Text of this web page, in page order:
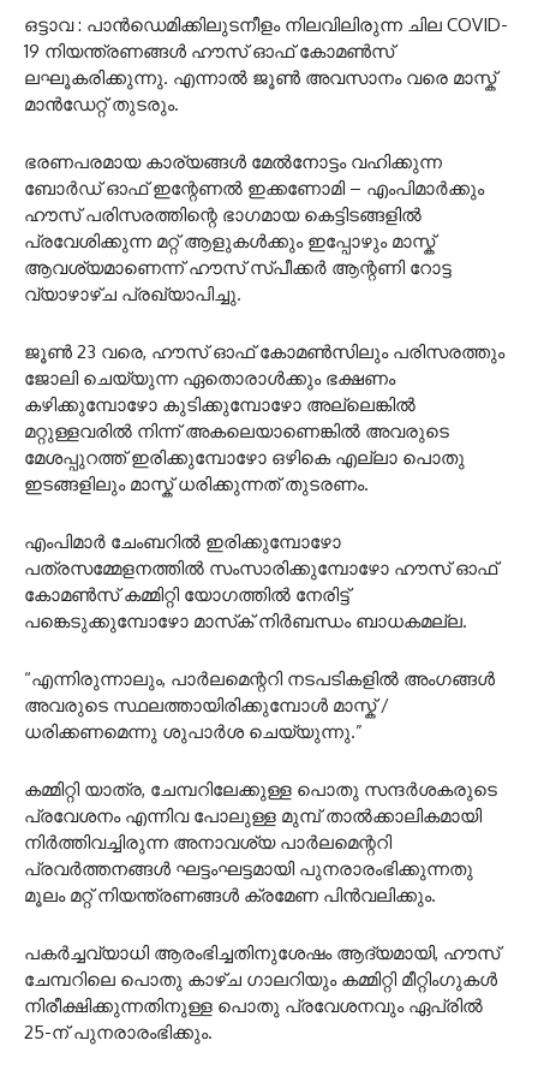
ഒട്ടാവ : പാൻഡെമിക്കിലുടനീളം നിലവിലിരുന്ന ചില COVID-
19 നിയന്ത്രണങ്ങൾ ഹൗസ് ഓഫ് കോമൺസ്
ലഘൂകരിക്കുന്നു. എന്നാൽ ജൂൺ അവസാനം വരെ മാസ്ക്
മാൻഡേറ്റ് തുടരും.
ഭരണപരമായ കാര്യങ്ങൾ മേൽനോട്ടം വഹിക്കുന്ന
ബോർഡ് ഓഫ് ഇന്റേണൽ ഇക്കണോമി – എംപിമാർക്കും
ഹൗസ് പരിസരത്തിന്റെ ഭാഗമായ കെട്ടിടങ്ങളിൽ
പ്രവേശിക്കുന്ന മറ്റ് ആളുകൾക്കും ഇപ്പോഴും മാസ്ക്
ആവശ്യമാണെന്ന് ഹൗസ് സ്പീക്കർ ആന്റണി റോട്ട
വ്യാഴാഴ്ച പ്രഖ്യാപിച്ചു.
ജൂൺ 23 വരെ, ഹൗസ് ഓഫ് കോമൺസിലും പരിസരത്തും
ജോലി ചെയ്യുന്ന ഏതൊരാൾക്കും ഭക്ഷണം
കഴിക്കുമ്പോഴോ കുടിക്കുമ്പോഴോ അല്ലെങ്കിൽ
മറ്റുള്ളവരിൽ നിന്ന് അകലെയാണെങ്കിൽ അവരുടെ
മേശപ്പുറത്ത് ഇരിക്കുമ്പോഴോ ഒഴികെ എല്ലാ പൊതു
ഇടങ്ങളിലും മാസ്ക് ധരിക്കുന്നത് തുടരണം.
എംപിമാർ ചേംബറിൽ ഇരിക്കുമ്പോഴോ
പത്രസമ്മേളനത്തിൽ സംസാരിക്കുമ്പോഴോ ഹൗസ് ഓഫ്
കോമൺസ് കമ്മിറ്റി യോഗത്തിൽ നേരിട്ട്
പങ്കെടുക്കുമ്പോഴോ മാസ്‌ക് നിർബന്ധം ബാധകമല്ല.
“എന്നിരുന്നാലും, പാർലമെന്ററി നടപടികളിൽ അംഗങ്ങൾ
അവരുടെ സ്ഥലത്തായിരിക്കുമ്പോൾ മാസ്ക് /
ധരിക്കണമെന്നു ശുപാർശ ചെയ്യുന്നു.”
കമ്മിറ്റി യാത്ര, ചേമ്പറിലേക്കുള്ള പൊതു സന്ദർശകരുടെ
പ്രവേശനം എന്നിവ പോലുള്ള മുമ്പ് താൽക്കാലികമായി
നിർത്തിവച്ചിരുന്ന അനാവശ്യ പാർലമെന്ററി
പ്രവർത്തനങ്ങൾ ഘട്ടംഘട്ടമായി പുനരാരംഭിക്കുന്നതു
മൂലം മറ്റ് നിയന്ത്രണങ്ങൾ ക്രമേണ പിൻവലിക്കും.
പകർച്ചവ്യാധി ആരംഭിച്ചതിനുശേഷം ആദ്യമായി, ഹൗസ്
ചേമ്പറിലെ പൊതു കാഴ്ച ഗാലറിയും കമ്മിറ്റി മീറ്റിംഗുകൾ
നിരീക്ഷിക്കുന്നതിനുള്ള പൊതു പ്രവേശനവും ഏപ്രിൽ
25-ന് പുനരാരംഭിക്കും.